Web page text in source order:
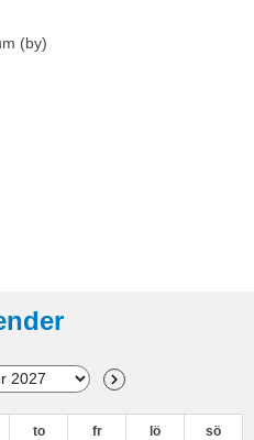
(by)
to fr lö sö